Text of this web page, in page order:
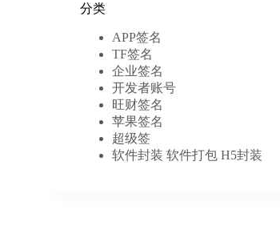
分类
APP签名
TF签名
企业签名
开发者账号
旺财签名
苹果签名
超级签
软件封装 软件打包 H5封装